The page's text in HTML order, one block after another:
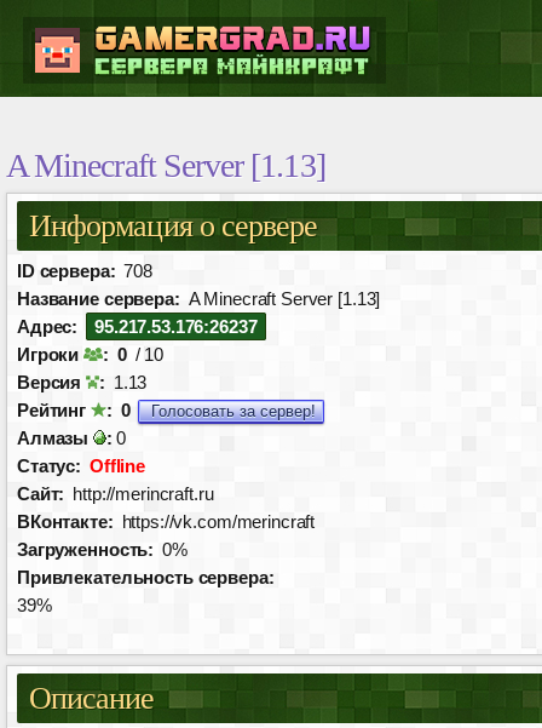
A Minecraft Server [1.13]
Информация о сервере
ID сервера: 708
Название сервера: A Minecraft Server [1.13]
Адрес:
95.217.53.176:26237
Игроки
: 0 / 10
Версия
: 1.13
Рейтинг
: 0 Голосовать за сервер!
Алмазы : 0
Статус: Offline
Сайт: http://merincraft.ru
ВКонтакте: https://vk.com/merincraft
Загруженность: 0%
Привлекательность сервера:
39%
Описание